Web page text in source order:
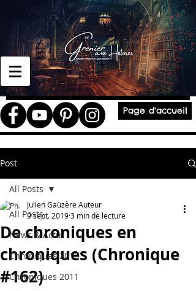
Page d'accueil
Post
All Posts
News & Actu
Chroniques 2010
Chroniques 2011
All Posts
De chroniques en
chroniques (Chronique
#162)
Julien Gaüzère Auteur
9 sept. 20193 min de lecture